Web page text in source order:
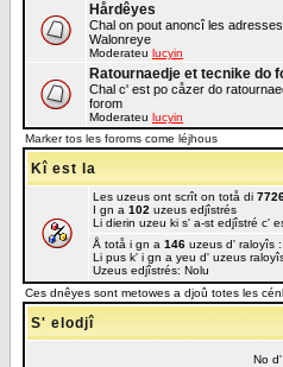
Hårdêyes
Chal on pout anoncî les
Walonreye
Moderateu lucyin
Ratournaedje et tecnike do
Chal c' est po cåzer do
forom
Moderateu lucyin
Marker tos les foroms come léjhous
Kî est la
Les uzeus ont scrît on totå di
I gn a 102 uzeus edjîstrés
Li dierin uzeu ki s' a-st edjîstré c'
Å totå i gn a 146 uzeus d' raloyîs
Li pus k' i gn a yeu d' uzeus
Uzeus edjîstrés: Nolu
Ces dnêyes sont metowes a djoû totes les
S' elodjî
No